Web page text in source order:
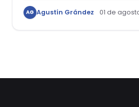
AG Agustín Grández 01 de